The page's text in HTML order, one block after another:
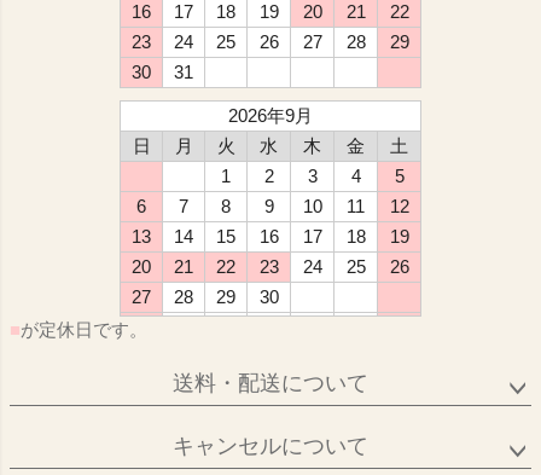
16
17 18 19 20 21
22
23
24 25 26 27 28
29
30
31
2026年9月
日
月 火 水 木 金
土
1
2 3 4
5
6
7 8 9 10 11
12
13
14 15 16 17 18
19
20
21 22 23 24 25
26
27
28 29
30
■が定休日です。
送料・配送について
キャンセルについて